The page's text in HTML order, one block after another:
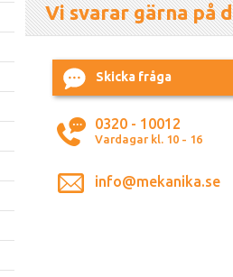
Vi svarar gärna på
Skicka fråga
0320 - 10012
Vardagar kl. 10 - 16
info@mekanika.se